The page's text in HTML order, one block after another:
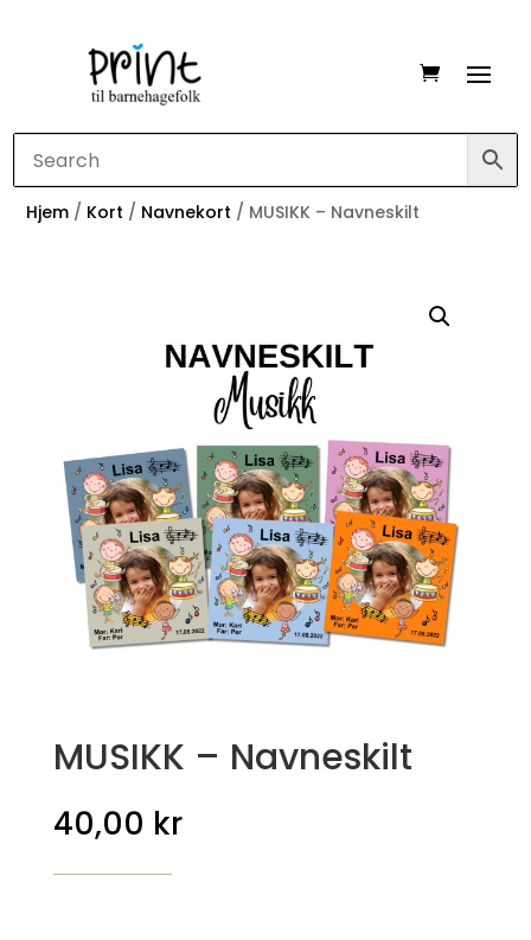
Hjem / Kort / Navnekort / MUSIKK – Navneskilt
MUSIKK – Navneskilt
40,00 kr